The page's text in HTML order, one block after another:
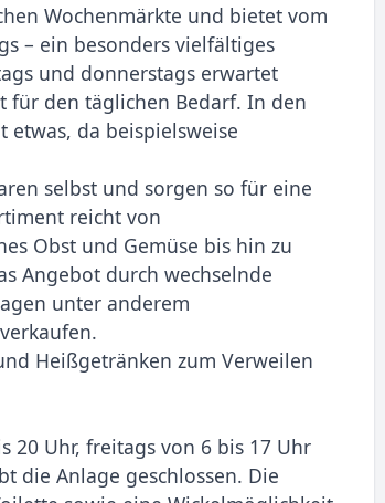
Wochenmärkte und bietet vom
– ein besonders vielfältiges
und donnerstags erwartet
für den täglichen Bedarf. In den
da beispielsweise
selbst und sorgen so für eine
reicht von
Obst und Gemüse bis hin zu
Angebot durch wechselnde
unter anderem
Heißgetränken zum Verweilen
20 Uhr, freitags von 6 bis 17 Uhr
die Anlage geschlossen. Die